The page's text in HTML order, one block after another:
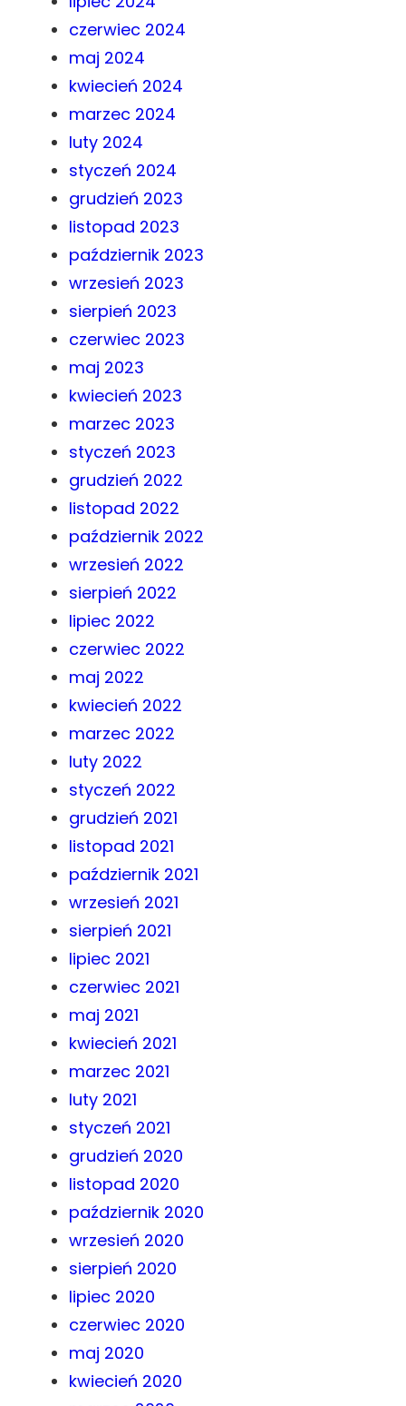
czerwiec 2024
maj 2024
kwiecień 2024
marzec 2024
luty 2024
styczeń 2024
grudzień 2023
listopad 2023
październik 2023
wrzesień 2023
sierpień 2023
czerwiec 2023
maj 2023
kwiecień 2023
marzec 2023
styczeń 2023
grudzień 2022
listopad 2022
październik 2022
wrzesień 2022
sierpień 2022
lipiec 2022
czerwiec 2022
maj 2022
kwiecień 2022
marzec 2022
luty 2022
styczeń 2022
grudzień 2021
listopad 2021
październik 2021
wrzesień 2021
sierpień 2021
lipiec 2021
czerwiec 2021
maj 2021
kwiecień 2021
marzec 2021
luty 2021
styczeń 2021
grudzień 2020
listopad 2020
październik 2020
wrzesień 2020
sierpień 2020
lipiec 2020
czerwiec 2020
maj 2020
kwiecień 2020